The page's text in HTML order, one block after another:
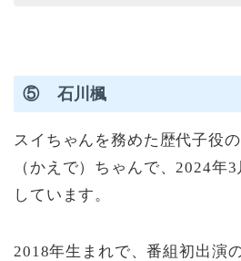
⑤ 石川楓
スイちゃんを務めた歴代子役
（かえで）ちゃんで、2024年
しています。
2018年生まれで、番組初出演